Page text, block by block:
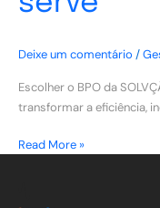
Deixe um comentário /
Escolher o BPO da
transformar a eficiência,
Read More »